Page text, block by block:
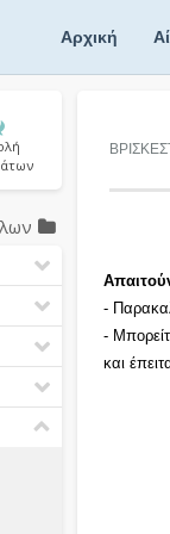
Αρχική
-
-
και